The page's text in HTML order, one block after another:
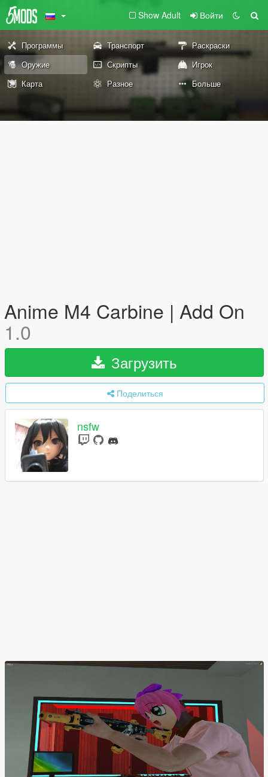
Show Adult Войти
Программы Транспорт
Раскраски
Оружие
Скрипты
Игрок
Карта
Разное Больше
Anime M4 Carbine | Add On
1.0
Загрузить
Поделиться
nsfw